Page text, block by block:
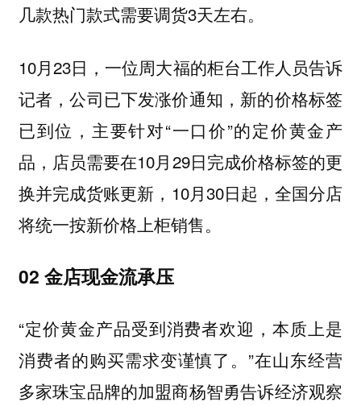
几款热门款式需要调货3天左右。
10月23日，一位周大福的柜台工作人员告诉
记者，公司已下发涨价通知，新的价格标签
已到位，主要针对“一口价”的定价黄金产
品，店员需要在10月29日完成价格标签的更
换并完成货账更新，10月30日起，全国分店
将统一按新价格上柜销售。
02 金店现金流承压
“定价黄金产品受到消费者欢迎，本质上是
消费者的购买需求变谨慎了。”在山东经营
多家珠宝品牌的加盟商杨智勇告诉经济观察